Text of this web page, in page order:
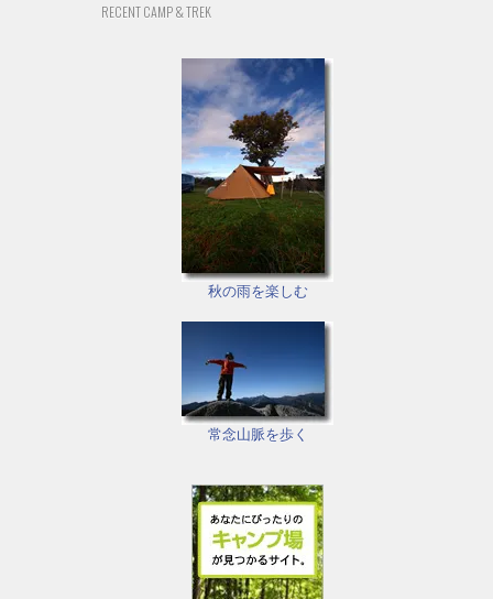
RECENT CAMP & TREK
秋の雨を楽しむ
常念山脈を歩く